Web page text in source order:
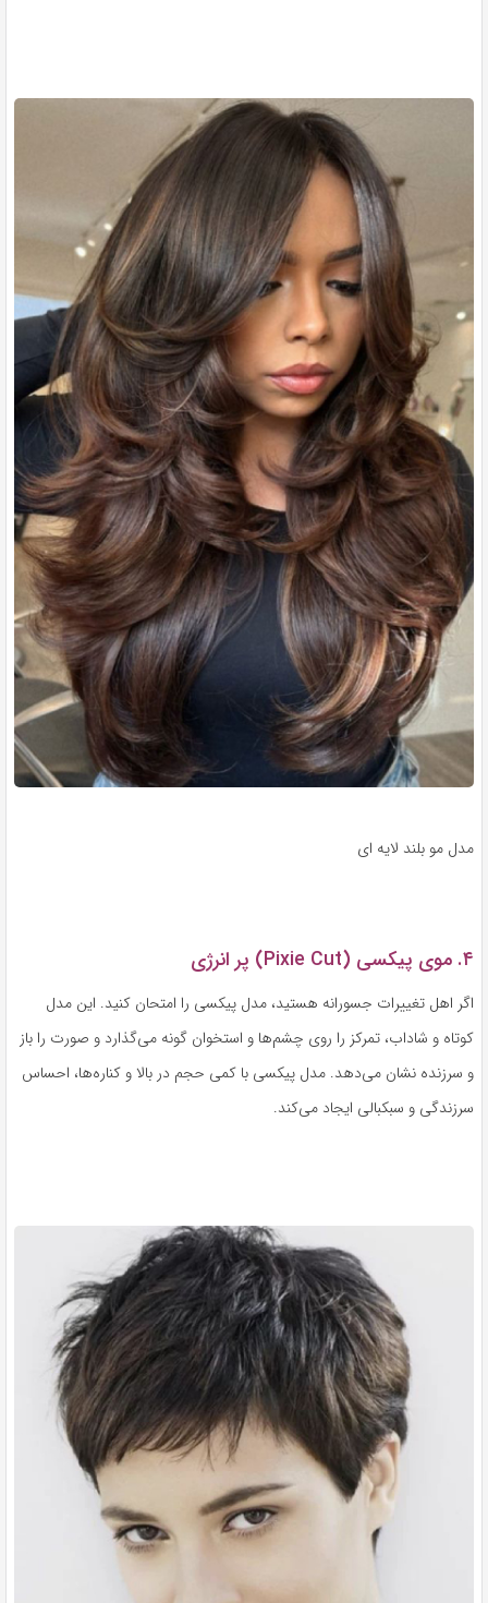
مدل مو بلند لایه ای
۴. موی پیکسی (Pixie Cut) پر انرژی
اگر اهل تغییرات جسورانه هستید، مدل پیکسی را امتحان کنید. این مدل
کوتاه و شاداب، تمرکز را روی چشم‌ها و استخوان گونه می‌گذارد و صورت را باز
و سرزنده نشان می‌دهد. مدل پیکسی با کمی حجم در بالا و کناره‌ها، احساس
سرزندگی و سبکبالی ایجاد می‌کند.